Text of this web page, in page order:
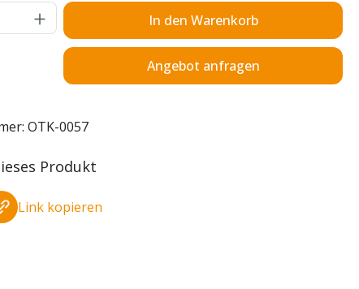
Gib den gewünschten Wert
In den Warenkorb
Angebot anfragen
OTK-0057
Produkt
Link kopieren